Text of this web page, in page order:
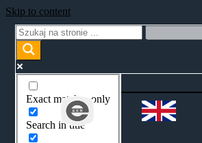
Skip to content
Exact matches only
Search in title